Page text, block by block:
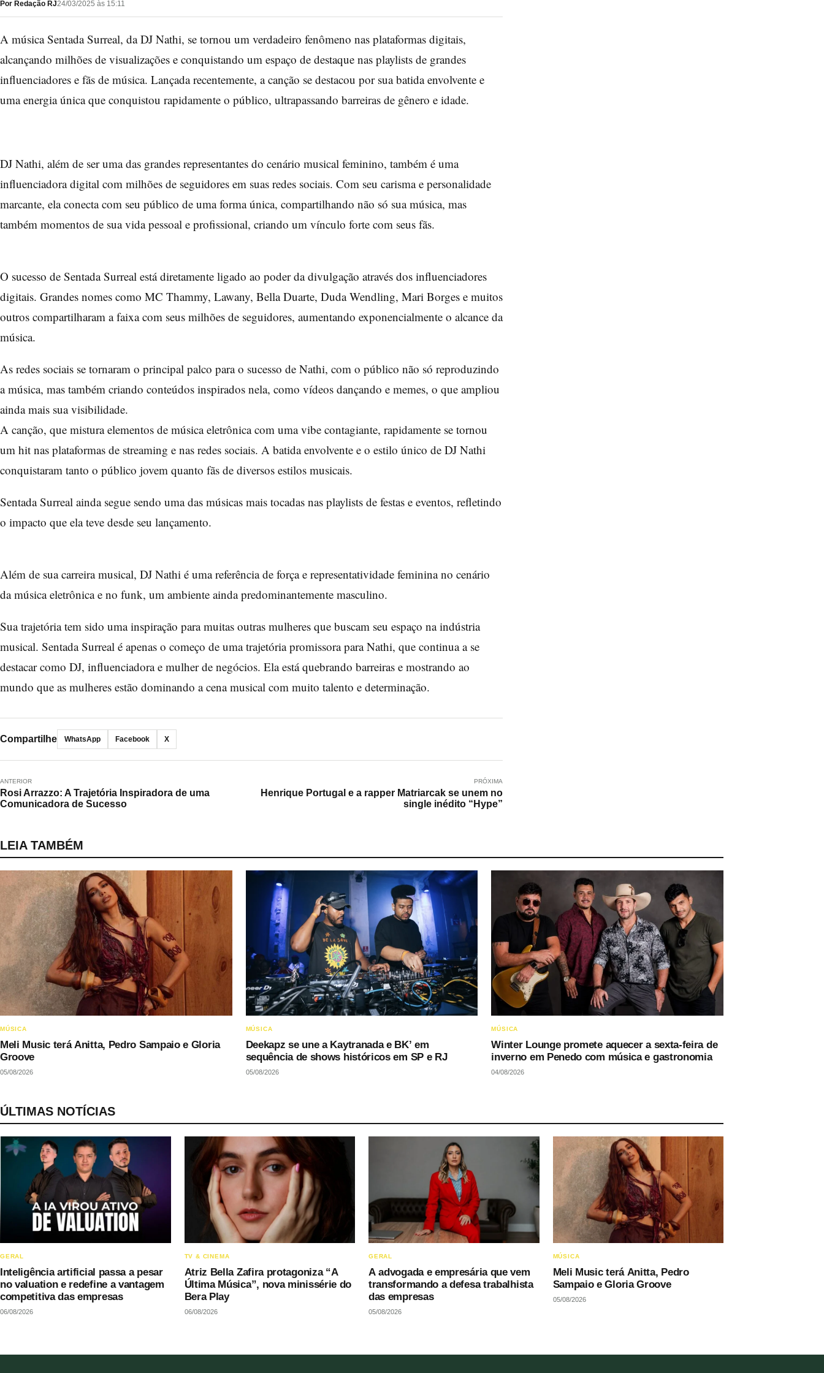
Por Redação RJ24/03/2025 às 15:11
A música Sentada Surreal, da DJ Nathi, se tornou um verdadeiro fenômeno nas plataformas digitais,
alcançando milhões de visualizações e conquistando um espaço de destaque nas playlists de grandes
influenciadores e fãs de música. Lançada recentemente, a canção se destacou por sua batida envolvente e
uma energia única que conquistou rapidamente o público, ultrapassando barreiras de gênero e idade.
DJ Nathi, além de ser uma das grandes representantes do cenário musical feminino, também é uma
influenciadora digital com milhões de seguidores em suas redes sociais. Com seu carisma e personalidade
marcante, ela conecta com seu público de uma forma única, compartilhando não só sua música, mas
também momentos de sua vida pessoal e profissional, criando um vínculo forte com seus fãs.
O sucesso de Sentada Surreal está diretamente ligado ao poder da divulgação através dos influenciadores
digitais. Grandes nomes como MC Thammy, Lawany, Bella Duarte, Duda Wendling, Mari Borges e muitos
outros compartilharam a faixa com seus milhões de seguidores, aumentando exponencialmente o alcance da
música.
As redes sociais se tornaram o principal palco para o sucesso de Nathi, com o público não só reproduzindo
a música, mas também criando conteúdos inspirados nela, como vídeos dançando e memes, o que ampliou
ainda mais sua visibilidade.
A canção, que mistura elementos de música eletrônica com uma vibe contagiante, rapidamente se tornou
um hit nas plataformas de streaming e nas redes sociais. A batida envolvente e o estilo único de DJ Nathi
conquistaram tanto o público jovem quanto fãs de diversos estilos musicais.
Sentada Surreal ainda segue sendo uma das músicas mais tocadas nas playlists de festas e eventos, refletindo
o impacto que ela teve desde seu lançamento.
Além de sua carreira musical, DJ Nathi é uma referência de força e representatividade feminina no cenário
da música eletrônica e no funk, um ambiente ainda predominantemente masculino.
Sua trajetória tem sido uma inspiração para muitas outras mulheres que buscam seu espaço na indústria
musical. Sentada Surreal é apenas o começo de uma trajetória promissora para Nathi, que continua a se
destacar como DJ, influenciadora e mulher de negócios. Ela está quebrando barreiras e mostrando ao
mundo que as mulheres estão dominando a cena musical com muito talento e determinação.
Compartilhe WhatsApp Facebook X
ANTERIOR
Rosi Arrazzo: A Trajetória Inspiradora de uma
Comunicadora de Sucesso
PRÓXIMA
Henrique Portugal e a rapper Matriarcak se unem no
single inédito “Hype”
LEIA TAMBÉM
MÚSICA
Meli Music terá Anitta, Pedro Sampaio e Gloria
Groove
05/08/2026
MÚSICA
Deekapz se une a Kaytranada e BK’ em
sequência de shows históricos em SP e RJ
05/08/2026
MÚSICA
Winter Lounge promete aquecer a sexta-feira de
inverno em Penedo com música e gastronomia
04/08/2026
ÚLTIMAS NOTÍCIAS
GERAL
Inteligência artificial passa a pesar
no valuation e redefine a vantagem
competitiva das empresas
06/08/2026
TV & CINEMA
Atriz Bella Zafira protagoniza “A
Última Música”, nova minissérie do
Bera Play
06/08/2026
GERAL
A advogada e empresária que vem
transformando a defesa trabalhista
das empresas
05/08/2026
MÚSICA
Meli Music terá Anitta, Pedro
Sampaio e Gloria Groove
05/08/2026